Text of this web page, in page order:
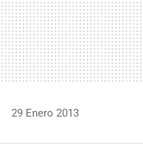
29 Enero 2013